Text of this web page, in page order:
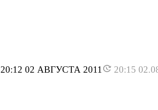
20:12 02 АВГУСТА 2011 20:15